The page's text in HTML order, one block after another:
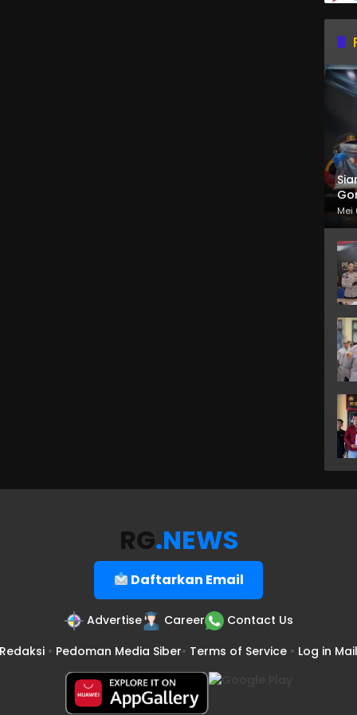
Mei
RG.NEWS
Daftarkan Email
Advertise Career
Contact Us
Redaksi • Pedoman Media Siber• Terms of Service • Log in Mail